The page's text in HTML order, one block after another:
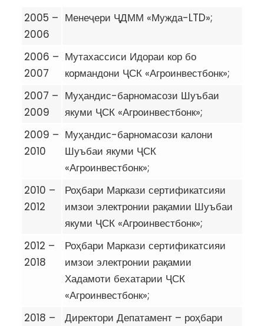
2005 –
2006
Менеҷери ҶДММ «Мужда-LTD»;
2006 –
2007
Мутахассиси Идораи кор бо
кормандони ҶСК «Агроинвестбонк»;
2007 –
2009
Муҳандис-барномасози Шуъбаи
якуми ҶСК «Агроинвестбонк»;
2009 –
2010
Муҳандис-барномасози калони
Шуъбаи якуми ҶСК
«Агроинвестбонк»;
2010 –
2012
Роҳбари Маркази сертификатсияи
имзои электронии рақамии Шуъбаи
якуми ҶСК «Агроинвестбонк»;
2012 –
2018
Роҳбари Маркази сертификатсияи
имзои электронии рақамии
Хадамоти бехатарии ҶСК
«Агроинвестбонк»;
2018 –
Директори Депатамент – роҳбари